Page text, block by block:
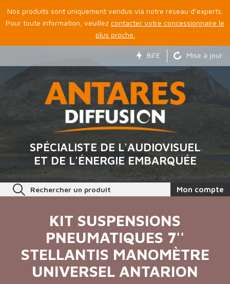
Nos produits sont uniquement vendus via notre réseau d’experts.
Pour toute information, veuillez contacter votre concessionnaire le
plus proche.
Bil'E Mise à jour
SPÉCIALISTE DE L'AUDIOVISUEL
ET DE L'ÉNERGIE EMBARQUÉE
Rechercher un produit Mon compte
KIT SUSPENSIONS
PNEUMATIQUES 7''
STELLANTIS MANOMÈTRE
UNIVERSEL ANTARION